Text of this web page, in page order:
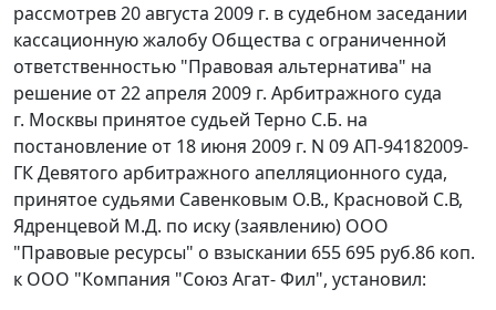
рассмотрев 20 августа 2009 г. в судебном заседании
кассационную жалобу Общества с ограниченной
ответственностью "Правовая альтернатива" на
решение от 22 апреля 2009 г. Арбитражного суда
г. Москвы принятое судьей Терно С.Б. на
постановление от 18 июня 2009 г. N 09 АП-94182009-
ГК Девятого арбитражного апелляционного суда,
принятое судьями Савенковым О.В., Красновой С.В,
Ядренцевой М.Д. по иску (заявлению) ООО
"Правовые ресурсы" о взыскании 655 695 руб.86 коп.
к ООО "Компания "Союз Агат- Фил", установил: